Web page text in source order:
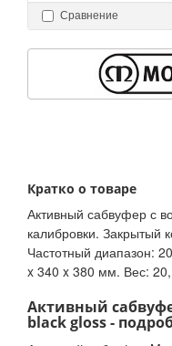
Сравнение
Кратко о товаре
Активный сабвуфер с
калибровки. Закрытый
Частотный диапазон:
x 340 x 380 мм. Вес:
Активный
black gloss -